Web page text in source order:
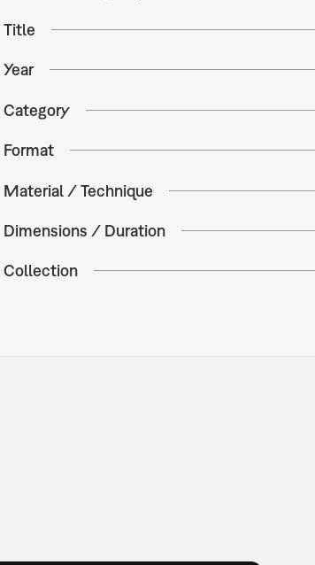
Title
Year
Category
Format
Material / Technique
Dimensions / Duration
Collection